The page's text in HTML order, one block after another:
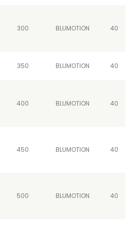
300 BLUMOTION 40
350 BLUMOTION 40
400 BLUMOTION 40
450 BLUMOTION 40
500 BLUMOTION 40